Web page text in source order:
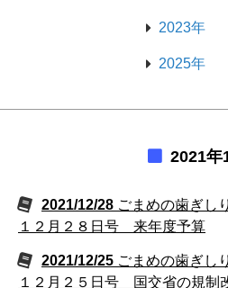
2023年
2025年
2021年
2021/12/28 ごまめの歯ぎ
１２月２８日号 来年度予算
2021/12/25 ごまめの歯ぎ
１２月２５日号 国交省の規制